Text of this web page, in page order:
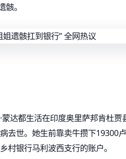
。
蒙达都生活在印度奥里萨邦肯杜
去世。她生前靠卖牛攒下19300
村银行马利波西支行的账户。